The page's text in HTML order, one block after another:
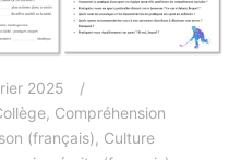
2025
, Compréhension
(français), Culture